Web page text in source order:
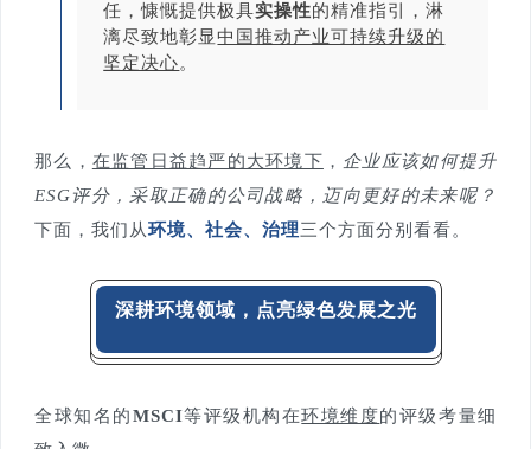
任，慷慨提供极具实操性的精准指引，淋
漓尽致地彰显中国推动产业可持续升级的
坚定决心。
那么， 在监管日益趋严的大环境下 ， 企业应该如何提升
ESG评分，采取正确的公司战略，迈向更好的未来呢？
下面，我们从环境、社会、治理三个方面分别看看。
深耕环境领域，点亮绿色发展之光
全球知名的MSCI等评级机构在环境维度的评级考量细